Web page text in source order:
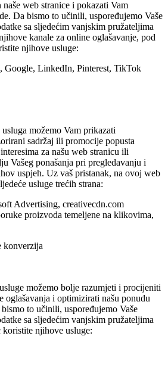
web stranice i pokazati Vam
Da bismo to učinili, uspoređujemo Vaše
sa sljedećim vanjskim pružateljima
kanale za online oglašavanje, pod
njihove usluge:
Google, LinkedIn, Pinterest, TikTok
možemo Vam prikazati
sadržaj ili promocije popusta
za našu web stranicu ili
Vašeg ponašanja pri pregledavanju i
uspjeh. Uz vaš pristanak, na ovoj web
usluge trećih strana:
Advertising, creativecdn.com
proizvoda temeljene na klikovima,
konverzija
možemo bolje razumjeti i procijeniti
oglašavanja i optimizirati našu ponudu
to učinili, uspoređujemo Vaše
sa sljedećim vanjskim pružateljima
njihove usluge: